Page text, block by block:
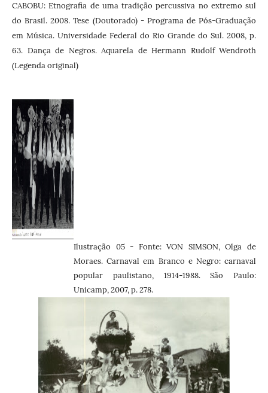
CABOBU: Etnografia de uma tradição percussiva no extremo sul
do Brasil. 2008. Tese (Doutorado) - Programa de Pós-Graduação
em Música. Universidade Federal do Rio Grande do Sul. 2008, p.
63. Dança de Negros. Aquarela de Hermann Rudolf Wendroth
(Legenda original)
Ilustração 05 - Fonte: VON SIMSON, Olga de
Moraes. Carnaval em Branco e Negro: carnaval
popular paulistano, 1914-1988. São Paulo:
Unicamp, 2007, p. 278.